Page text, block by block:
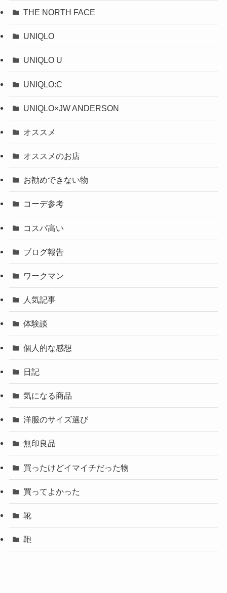
THE NORTH FACE
UNIQLO
UNIQLO U
UNIQLO:C
UNIQLO×JW ANDERSON
オススメ
オススメのお店
お勧めできない物
コーデ参考
コスパ高い
ブログ報告
ワークマン
人気記事
体験談
個人的な感想
日記
気になる商品
洋服のサイズ選び
無印良品
買ったけどイマイチだった物
買ってよかった
靴
鞄